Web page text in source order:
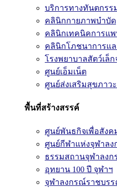
บริการทางทันตกรร
คลินิกกายภาพบำบัด
คลินิกเทคนิคการแ
คลินิกโภชนาการแ
โรงพยาบาลสัตว์เล็ก
ศูนย์เอ็มเน็ต
ศูนย์ส่งเสริมสุขภาว
พื้นที่สร้างสรรค์
ศูนย์พันธกิจเพื่อสังค
ศูนย์กีฬาแห่งจุฬาล
ธรรมสถานจุฬาลง
อุทยาน 100 ปี จุฬาฯ
จุฬาลงกรณ์ราชบร